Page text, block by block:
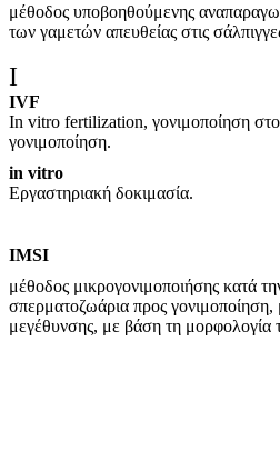
μέθοδος υποβοηθούμενης
των γαμετών απευθείας στις
Ι
IVF
In vitro fertilization, γονιμοποίηση
γονιμοποίηση.
in vitro
Εργαστηριακή δοκιμασία.
IMSI
μέθοδος μικρογονιμοποιήσης κατά
σπερματοζωάρια προς
μεγέθυνσης, με βάση τη μορφολογία